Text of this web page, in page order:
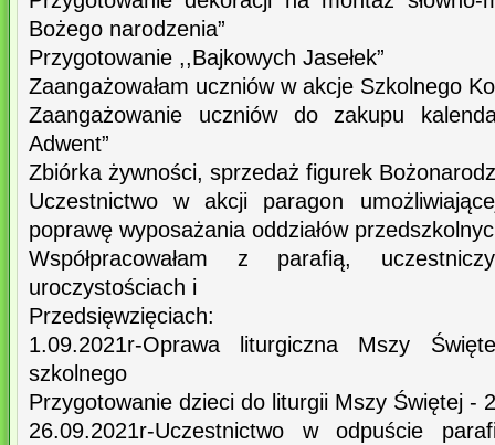
Bożego narodzenia”
Przygotowanie ,,Bajkowych Jasełek”
Zaangażowałam uczniów w akcje Szkolnego
Zaangażowanie uczniów do zakupu
Adwent”
Zbiórka żywności, sprzedaż figurek
Uczestnictwo w akcji paragon
poprawę wyposażania oddziałów
Współpracowałam z parafią,
uroczystościach i
Przedsięwzięciach:
1.09.2021r-Oprawa liturgiczna Mszy
szkolnego
Przygotowanie dzieci do liturgii Mszy Świętej -
26.09.2021r-Uczestnictwo w odpuście